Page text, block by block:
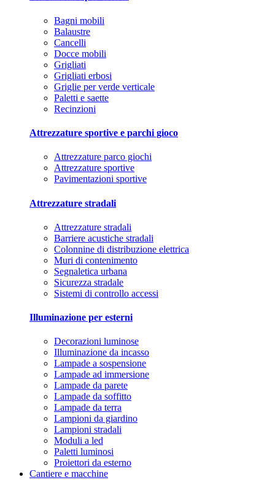
Bagni mobili
Balaustre
Cancelli
Docce mobili
Grigliati
Grigliati erbosi
Griglie per verde verticale
Paletti e saette
Recinzioni
Attrezzature sportive e parchi gioco
Attrezzature parco giochi
Attrezzature sportive
Pavimentazioni sportive
Attrezzature stradali
Attrezzature stradali
Barriere acustiche stradali
Colonnine di distribuzione elettrica
Muri di contenimento
Segnaletica urbana
Sicurezza stradale
Sistemi di controllo accessi
Illuminazione per esterni
Decorazioni luminose
Illuminazione da incasso
Lampade a sospensione
Lampade ad immersione
Lampade da parete
Lampade da soffitto
Lampade da terra
Lampioni da giardino
Lampioni stradali
Moduli a led
Paletti luminosi
Proiettori da esterno
Cantiere e macchine